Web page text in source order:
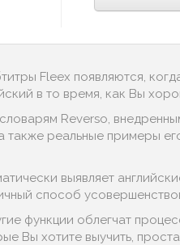
Fleex появляются,
в то время, как Вы
Reverso,
также реальные примеры
выявляет
способ
функции облегчат
Вы хотите выучить,